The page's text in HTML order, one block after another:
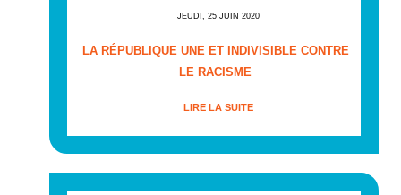
JEUDI, 25 JUIN 2020
LA RÉPUBLIQUE UNE ET INDIVISIBLE CONTRE
LE RACISME
LIRE LA SUITE